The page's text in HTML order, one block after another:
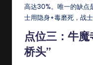
高达30%。唯一的缺点
士用隐身+毒磨死，战士
点位三：牛
桥头”